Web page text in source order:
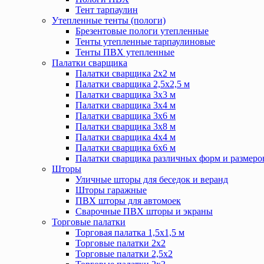
Тент тарпаулин
Утепленные тенты (пологи)
Брезентовые пологи утепленные
Тенты утепленные тарпаулиновые
Тенты ПВХ утепленные
Палатки сварщика
Палатки сварщика 2х2 м
Палатки сварщика 2,5х2,5 м
Палатки сварщика 3х3 м
Палатки сварщика 3х4 м
Палатки сварщика 3х6 м
Палатки сварщика 3х8 м
Палатки сварщика 4х4 м
Палатки сварщика 6х6 м
Палатки сварщика различных форм и
Шторы
Уличные шторы для беседок и веранд
Шторы гаражные
ПВХ шторы для автомоек
Сварочные ПВХ шторы и экраны
Торговые палатки
Торговая палатка 1,5х1,5 м
Торговые палатки 2х2
Торговые палатки 2,5х2